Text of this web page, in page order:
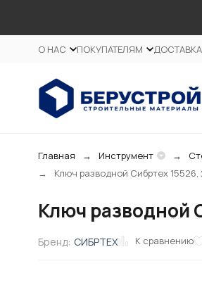
О НАС ПОКУПАТЕЛЯМ ДОСТАВКА
Главная Инструмент
Ключ разводной Сибртех
Ключ разводной
Бренд: СИБРТЕХ К сравнению